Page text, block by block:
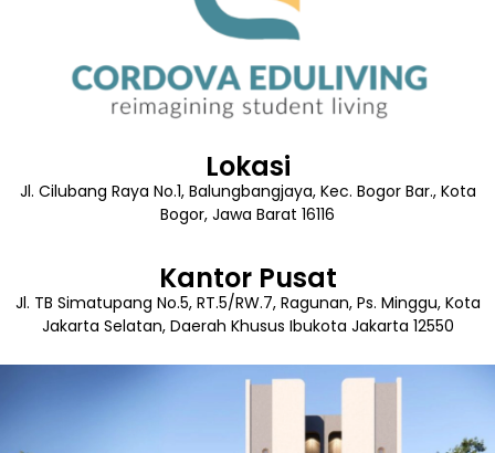
Lokasi
Jl. Cilubang Raya No.1, Balungbangjaya, Kec. Bogor Bar., Kota
Bogor, Jawa Barat 16116
Kantor Pusat
Jl. TB Simatupang No.5, RT.5/RW.7, Ragunan, Ps. Minggu, Kota
Jakarta Selatan, Daerah Khusus Ibukota Jakarta 12550